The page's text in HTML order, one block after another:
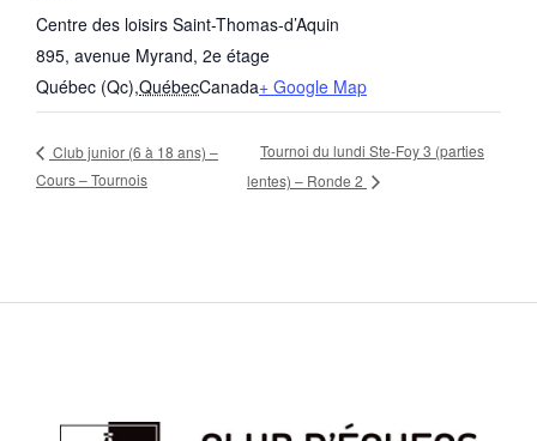
Centre des loisirs Saint-Thomas-d’Aquin
895, avenue Myrand, 2e étage
Québec (Qc),QuébecCanada+ Google Map
Club junior (6 à 18 ans) –
Cours – Tournois
Tournoi du lundi Ste-Foy 3 (parties
lentes) – Ronde 2